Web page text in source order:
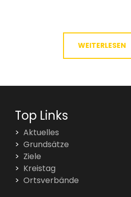
WEITERLESEN
Top Links
Aktuelles
Grundsätze
Ziele
Kreistag
Ortsverbände